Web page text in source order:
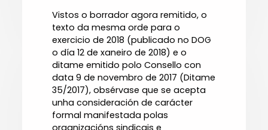
Vistos o borrador agora remitido, o
texto da mesma orde para o
exercicio de 2018 (publicado no DOG
o día 12 de xaneiro de 2018) e o
ditame emitido polo Consello con
data 9 de novembro de 2017 (Ditame
35/2017), obsérvase que se acepta
unha consideración de carácter
formal manifestada polas